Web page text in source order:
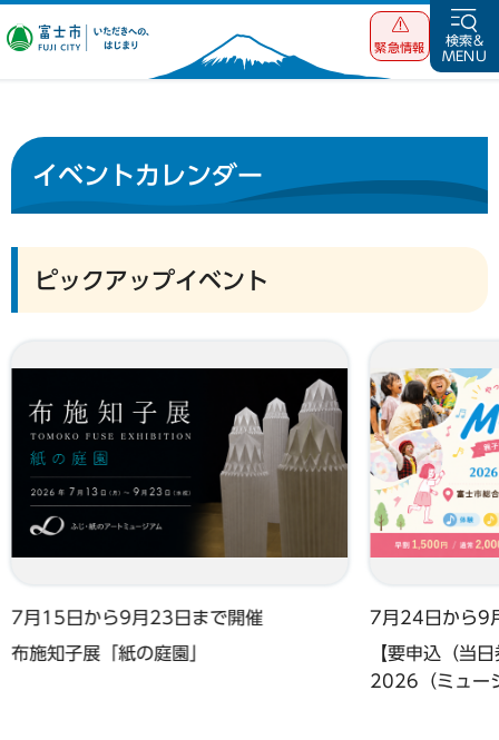
富士市 いただ
緊急情報
検索&
MENU
イベントカレンダー
ピックアップイベント
7月15日から9月23日まで開催
布施知子展「紙の庭園」
7月24日から9
【要申込（当
2026（ミュー